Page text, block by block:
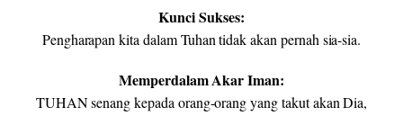
Kunci Sukses:
Pengharapan kita dalam Tuhan tidak akan pernah sia-sia.
Memperdalam Akar Iman:
TUHAN senang kepada orang-orang yang takut akan Dia,